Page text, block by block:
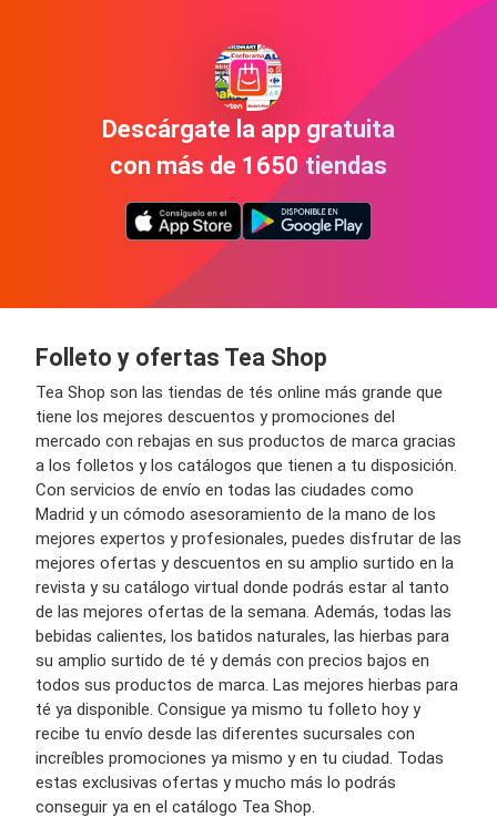
Descárgate la app gratuita
con más de 1650 tiendas
Folleto y ofertas Tea Shop
Tea Shop son las tiendas de tés online más grande que
tiene los mejores descuentos y promociones del
mercado con rebajas en sus productos de marca gracias
a los folletos y los catálogos que tienen a tu disposición.
Con servicios de envío en todas las ciudades como
Madrid y un cómodo asesoramiento de la mano de los
mejores expertos y profesionales, puedes disfrutar de las
mejores ofertas y descuentos en su amplio surtido en la
revista y su catálogo virtual donde podrás estar al tanto
de las mejores ofertas de la semana. Además, todas las
bebidas calientes, los batidos naturales, las hierbas para
su amplio surtido de té y demás con precios bajos en
todos sus productos de marca. Las mejores hierbas para
té ya disponible. Consigue ya mismo tu folleto hoy y
recibe tu envío desde las diferentes sucursales con
increíbles promociones ya mismo y en tu ciudad. Todas
estas exclusivas ofertas y mucho más lo podrás
conseguir ya en el catálogo Tea Shop.